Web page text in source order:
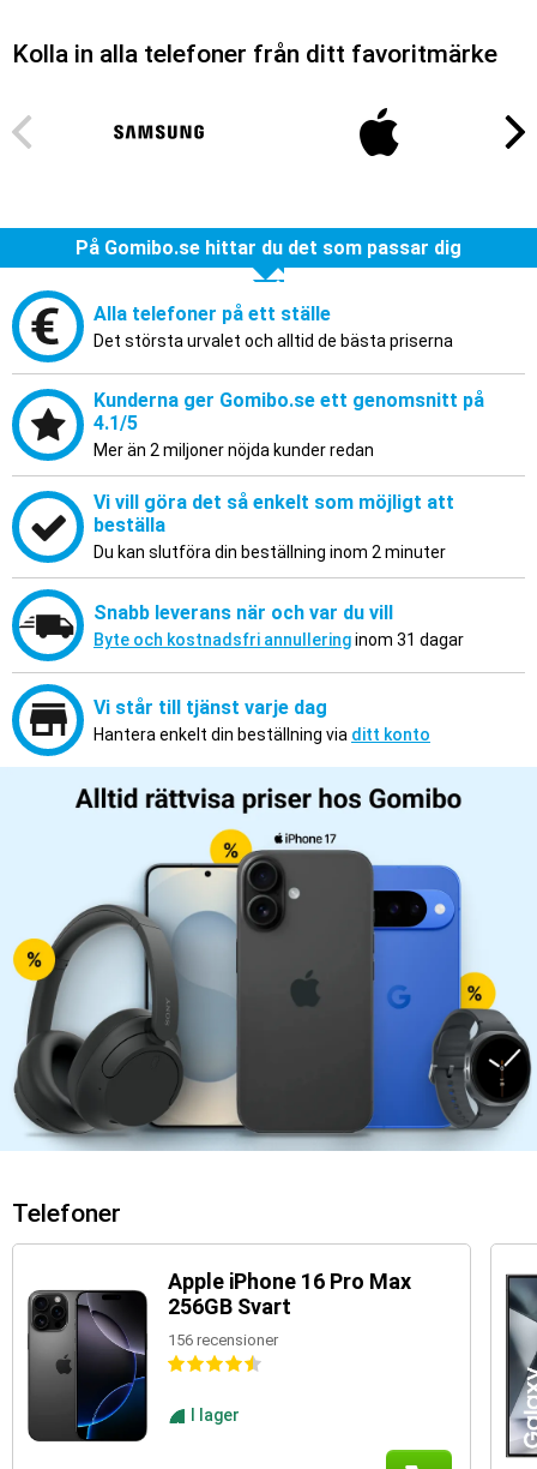
Kolla in alla telefoner från ditt favoritmärke
På Gomibo.se hittar du det som passar dig
Alla telefoner på ett ställe
Det största urvalet och alltid de bästa priserna
Kunderna ger Gomibo.se ett genomsnitt på
4.1/5
Mer än 2 miljoner nöjda kunder redan
Vi vill göra det så enkelt som möjligt att
beställa
Du kan slutföra din beställning inom 2 minuter
Snabb leverans när och var du vill
Byte och kostnadsfri annulleringinom 31 dagar
Vi står till tjänst varje dag
Hantera enkelt din beställning via ditt konto
Telefoner
Apple iPhone 16 Pro Max
256GB Svart
156 recensioner
I lager